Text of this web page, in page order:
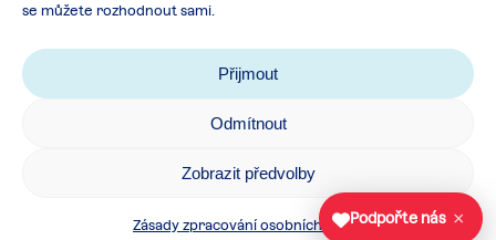
se můžete rozhodnout sami.
Přijmout
Odmítnout
Zobrazit předvolby
Zásady zpracování osobních údajů
Zásady zpracování osobních údajů
Všeobecné podmínky spolupráce
Podpořte nás ×